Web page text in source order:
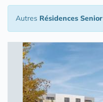
Autres Résidences Senior